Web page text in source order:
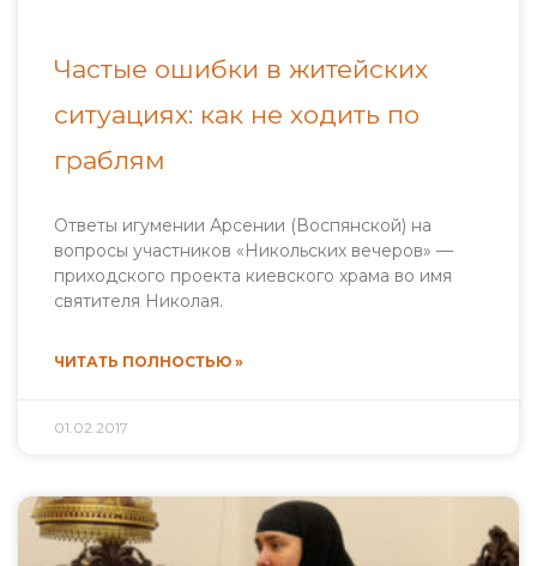
Частые ошибки в житейских
ситуациях: как не ходить по
граблям
Ответы игумении Арсении (Воспянской) на
вопросы участников «Никольских вечеров» —
приходского проекта киевского храма во имя
святителя Николая.
ЧИТАТЬ ПОЛНОСТЬЮ »
01.02.2017